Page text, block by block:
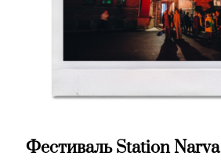
Фестиваль Station Narva